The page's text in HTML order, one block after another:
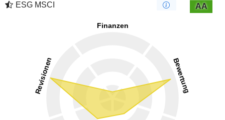
ESG MSCI
AA